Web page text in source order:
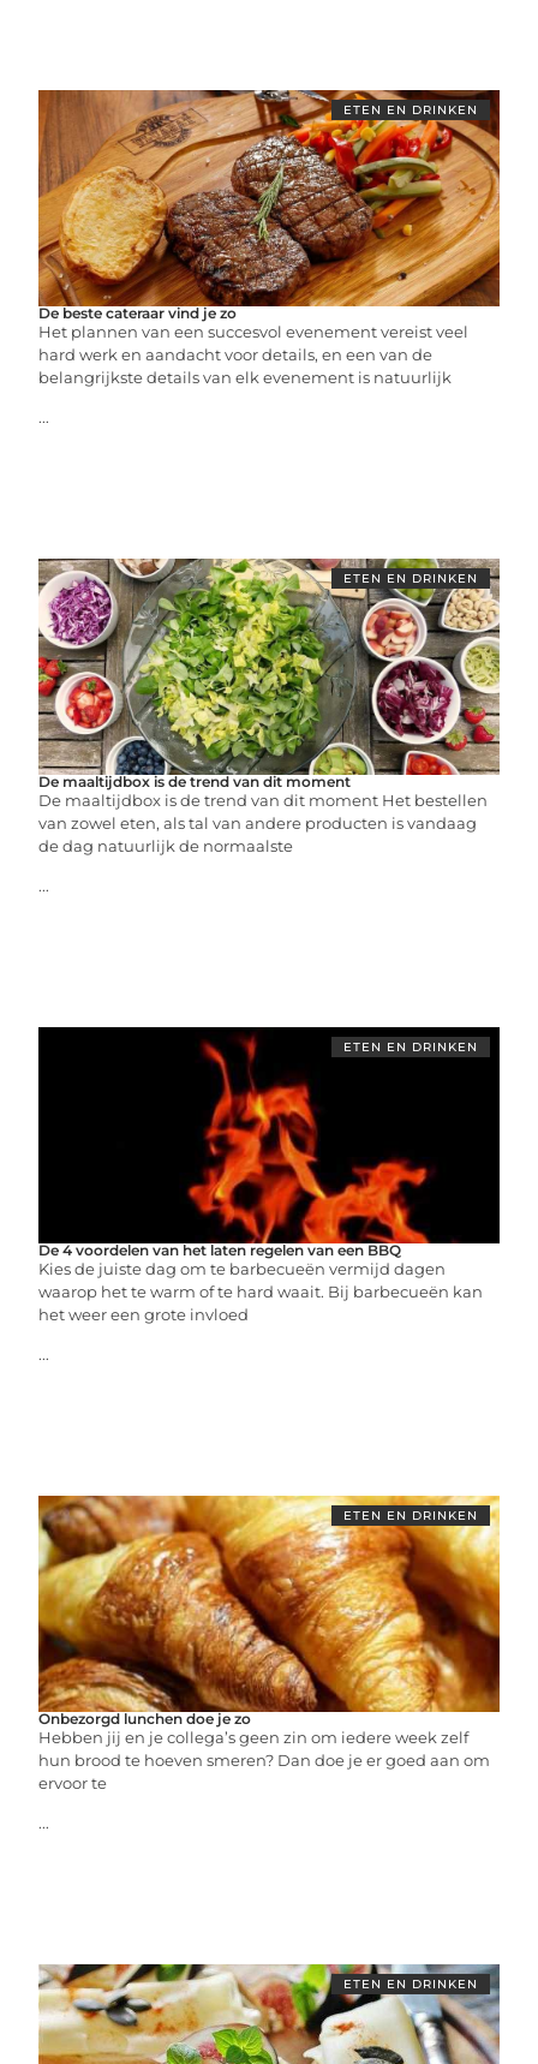
ETEN EN DRINKEN
De beste cateraar vind je zo
Het plannen van een succesvol evenement vereist veel
hard werk en aandacht voor details, en een van de
belangrijkste details van elk evenement is natuurlijk
...
ETEN EN DRINKEN
De maaltijdbox is de trend van dit moment
De maaltijdbox is de trend van dit moment Het bestellen
van zowel eten, als tal van andere producten is vandaag
de dag natuurlijk de normaalste
...
ETEN EN DRINKEN
De 4 voordelen van het laten regelen van een BBQ
Kies de juiste dag om te barbecueën vermijd dagen
waarop het te warm of te hard waait. Bij barbecueën kan
het weer een grote invloed
...
ETEN EN DRINKEN
Onbezorgd lunchen doe je zo
Hebben jij en je collega’s geen zin om iedere week zelf
hun brood te hoeven smeren? Dan doe je er goed aan om
ervoor te
...
ETEN EN DRINKEN